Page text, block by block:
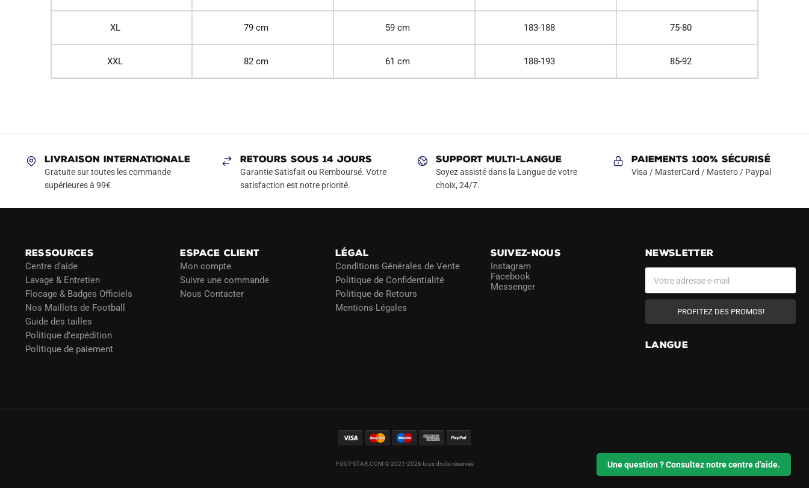
Une question ? Consultez notre centre d'aide.
XL 79 cm 59 cm 183-188 75-80
XXL 82 cm 61 cm 188-193 85-92
LIVRAISON INTERNATIONALE
Gratuite sur toutes les commande
supérieures à 99€
RETOURS SOUS 14 JOURS
Garantie Satisfait ou Remboursé. Votre
satisfaction est notre priorité.
SUPPORT MULTI-LANGUE
Soyez assisté dans la Langue de votre
choix, 24/7.
Paiements 100% Sécurisé
Visa / MasterCard / Mastero / Paypal
RESSOURCES
Centre d’aide
Lavage & Entretien
Flocage & Badges Officiels
Nos Maillots de Football
Guide des tailles
Politique d’expédition
Politique de paiement
ESPACE CLIENT
Mon compte
Suivre une commande
Nous Contacter
LÉGAL
Conditions Générales de Vente
Politique de Confidentialité
Politique de Retours
Mentions Légales
SUIVEZ-NOUS
Instagram
Facebook
Messenger
NEWSLETTER
PROFITEZ DES PROMOS!
LANGUE
FOOT-STAR.COM © 2021-2026 tous droits réservés